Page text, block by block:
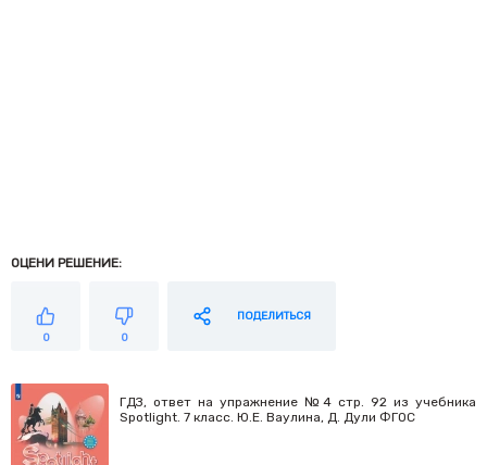
ОЦЕНИ РЕШЕНИЕ:
0 0
ПОДЕЛИТЬСЯ
ГДЗ, ответ на упражнение №4 cтр. 92 из учебника
Spotlight. 7 класс. Ю.Е. Ваулина, Д. Дули ФГОС